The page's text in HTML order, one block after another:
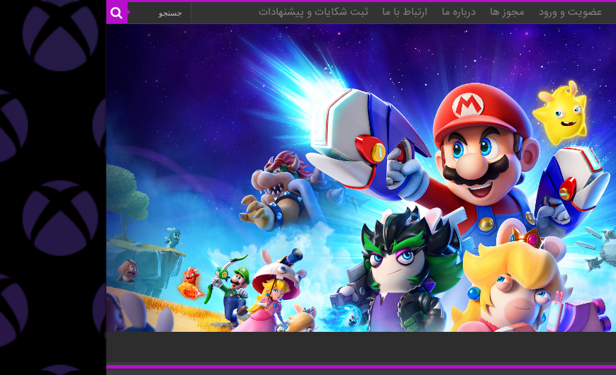
عضویت و ورود مجوز ها درباره ما ارتباط با ما ثبت شکایات و پیشنهادات